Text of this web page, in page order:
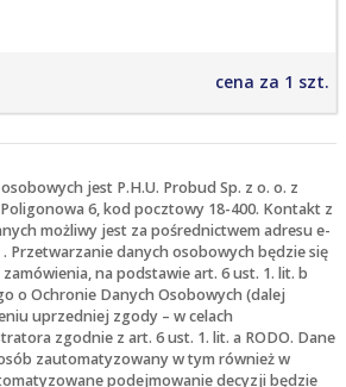
cena za 1 szt.
jest P.H.U. Probud Sp. z o. o. z
6, kod pocztowy 18-400. Kontakt z
możliwy jest za pośrednictwem adresu e-
. Przetwarzanie danych osobowych będzie się
na podstawie art. 6 ust. 1. lit. b
o Ochronie Danych Osobowych (dalej
uprzedniej zgody – w celach
zgodnie z art. 6 ust. 1. lit. a RODO. Dane
zautomatyzowany w tym również w
podejmowanie decyzji będzie